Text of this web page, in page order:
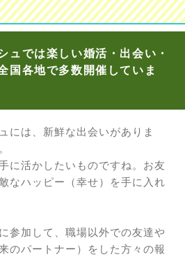
ュでは楽しい婚活・出会い・
国各地で多数開催していま
には、新鮮な出会いがありま
に活かしたいものですね。お友
なハッピー（幸せ）を手に入れ
参加して、職場以外での友達や
のパートナー）をした方々の報